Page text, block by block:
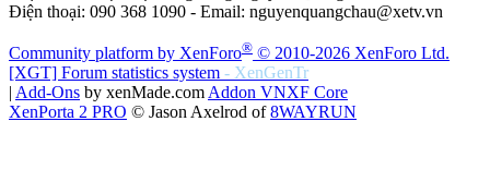
Điện thoại: 090 368 1090 - Email: nguyenquangchau@xetv.vn
Community platform by XenForo® © 2010-2026 XenForo Ltd.
[XGT] Forum statistics system - XenGenTr
| Add-Ons by xenMade.com Addon VNXF Core
XenPorta 2 PRO © Jason Axelrod of8WAYRUN